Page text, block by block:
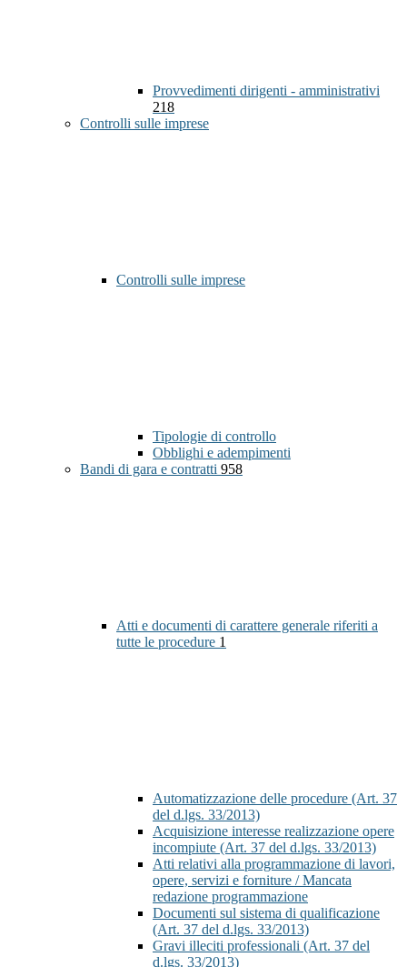
Provvedimenti dirigenti - amministrativi
218
Controlli sulle imprese
Controlli sulle imprese
Tipologie di controllo
Obblighi e adempimenti
Bandi di gara e contratti 958
Atti e documenti di carattere generale riferiti a
tutte le procedure 1
Automatizzazione delle procedure (Art. 37
del d.lgs. 33/2013)
Acquisizione interesse realizzazione opere
incompiute (Art. 37 del d.lgs. 33/2013)
Atti relativi alla programmazione di lavori,
opere, servizi e forniture / Mancata
redazione programmazione
Documenti sul sistema di qualificazione
(Art. 37 del d.lgs. 33/2013)
Gravi illeciti professionali (Art. 37 del
d.lgs. 33/2013)